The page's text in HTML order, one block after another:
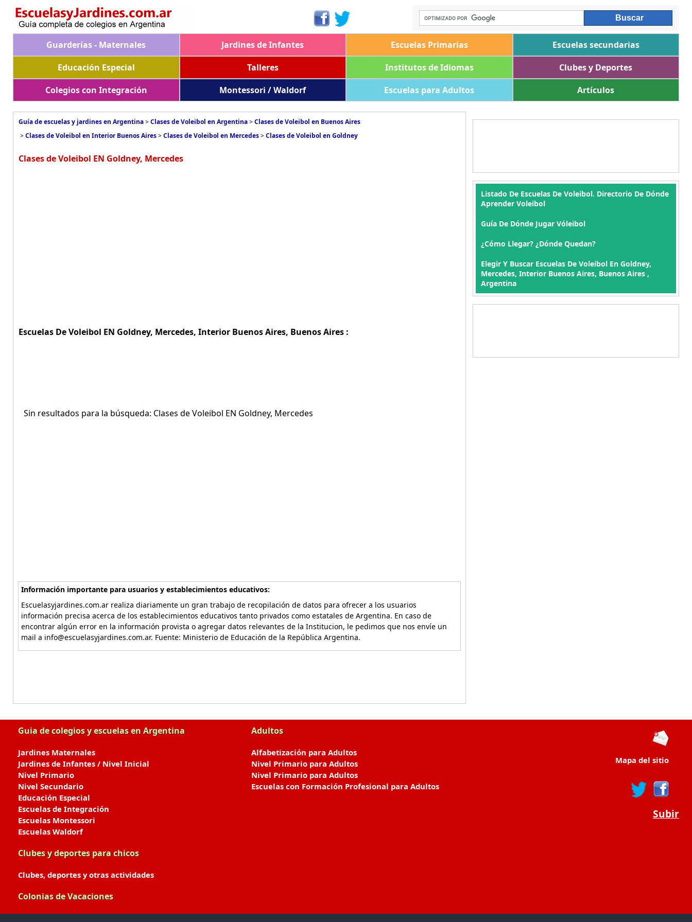
Guarderías - Maternales Jardines de Infantes Escuelas Primarias
Escuelas secundarias
Educación Especial
Talleres Institutos de Idiomas
Clubes y Deportes
Colegios con Integración
Montessori / Waldorf Escuelas para Adultos Artículos
Guía de escuelas y jardines en Argentina>Clases de Voleibol en Argentina>Clases de Voleibol en Buenos Aires
>Clases de Voleibol en Interior Buenos Aires>Clases de Voleibol en Mercedes>Clases de Voleibol en Goldney
Clases de Voleibol EN Goldney, Mercedes
Escuelas De Voleibol EN Goldney, Mercedes, Interior Buenos Aires, Buenos Aires :
Sin resultados para la búsqueda: Clases de Voleibol EN Goldney, Mercedes
Información importante para usuarios y establecimientos educativos:
Escuelasyjardines.com.ar realiza diariamente un gran trabajo de recopilación de datos para ofrecer a los usuarios
información precisa acerca de los establecimientos educativos tanto privados como estatales de Argentina. En caso de
encontrar algún error en la información provista o agregar datos relevantes de la Institucion, le pedimos que nos envíe un
mail a info@escuelasyjardines.com.ar. Fuente: Ministerio de Educación de la República Argentina.
Listado De Escuelas De Voleibol. Directorio De Dónde
Aprender Voleibol
Guía De Dónde Jugar Vóleibol
¿Cómo Llegar? ¿Dónde Quedan?
Elegir Y Buscar Escuelas De Voleibol En Goldney,
Mercedes, Interior Buenos Aires, Buenos Aires ,
Argentina
Guia de colegios y escuelas en Argentina
Jardines Maternales
Jardines de Infantes / Nivel Inicial
Nivel Primario
Nivel Secundario
Educación Especial
Escuelas de Integración
Escuelas Montessori
Escuelas Waldorf
Clubes y deportes para chicos
Clubes, deportes y otras actividades
Colonias de Vacaciones
Adultos
Alfabetización para Adultos
Nivel Primario para Adultos
Nivel Primario para Adultos
Escuelas con Formación Profesional para Adultos
Mapa del sitio
Subir